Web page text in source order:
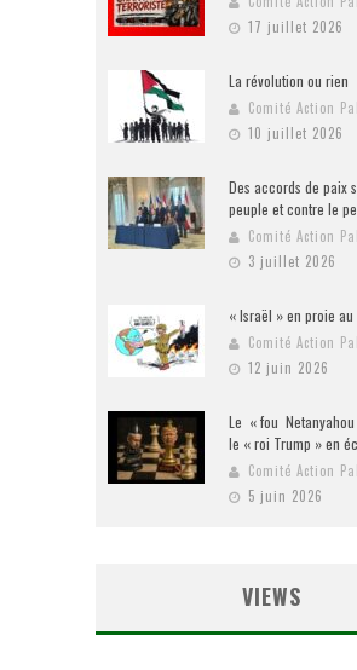
17 juillet 2026
La révolution ou rien
Comité Action
10 juillet 2026
Des accords de paix
peuple et contre le
Comité Action
3 juillet 2026
« Israël » en proie
Comité Action
12 juin 2026
Le « fou Netanyahou
le « roi Trump » en
Comité Action
5 juin 2026
VIEWS